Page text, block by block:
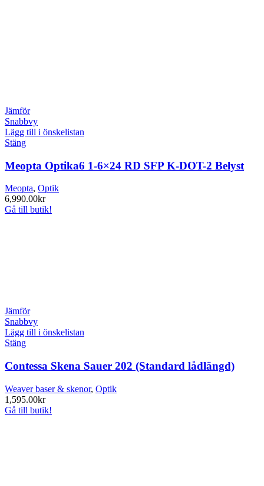
Jämför
Snabbvy
Lägg till i önskelistan
Stäng
Meopta Optika6 1-6×24 RD SFP K-DOT-2 Belyst
Meopta, Optik
6,990.00kr
Gå till butik!
Jämför
Snabbvy
Lägg till i önskelistan
Stäng
Contessa Skena Sauer 202 (Standard lådlängd)
Weaver baser & skenor, Optik
1,595.00kr
Gå till butik!